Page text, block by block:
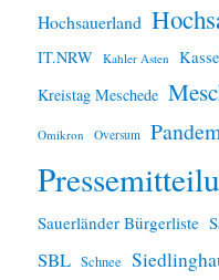
Hochsauerland
IT.NRW Kahler Asten
Kreistag Meschede
Omikron Oversum
Sauerländer Bürgerliste
SBL Schnee